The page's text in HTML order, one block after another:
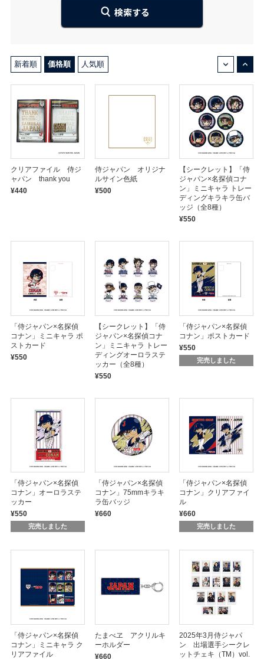
新着順 価格順 人気順
クリアファイル 侍ジ
ャパン thank you
¥440
侍ジャパン オリジナ
ルサイン色紙
¥500
【シークレット】「侍
ジャパン×名探偵コナ
ン」ミニキャラ トレー
ディングキラキラ缶バ
ッジ（全8種）
¥550
「侍ジャパン×名探偵
コナン」ミニキャラ ポ
ストカード
¥550
【シークレット】「侍
ジャパン×名探偵コナ
ン」ミニキャラ トレー
ディングオーロラステ
ッカー（全8種）
¥550
「侍ジャパン×名探偵
コナン」ポストカード
¥550
完売しました
「侍ジャパン×名探偵
コナン」オーロラステ
ッカー
¥550
完売しました
「侍ジャパン×名探偵
コナン」75mmキラキ
ラ缶バッジ
¥660
「侍ジャパン×名探偵
コナン」クリアファイ
ル
¥660
完売しました
「侍ジャパン×名探偵
コナン」ミニキャラ ク
リアファイル
たまべヱ アクリルキ
ーホルダー
¥660
2025年3月侍ジャパ
ン 出場選手シークレ
ットチェキ（TM）vol.